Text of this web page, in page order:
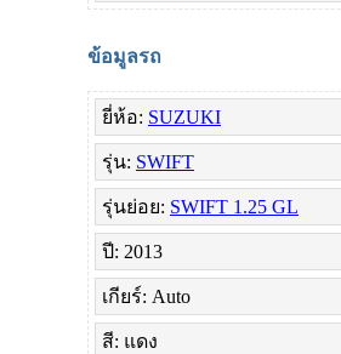
ข้อมูลรถ
ยี่ห้อ: SUZUKI
รุ่น: SWIFT
รุ่นย่อย: SWIFT 1.25 GL
ปี: 2013
เกียร์: Auto
สี: แดง